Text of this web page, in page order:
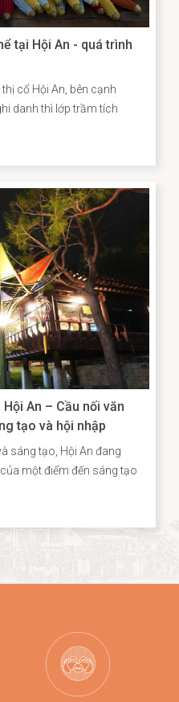
tại Hội An - quá trình
cổ Hội An, bên cạnh
danh thì lớp trầm tích
đồng cư dân địa
công tác kiểm kê, nhận
học đối với các Di sản văn
một cách hệ thống,
liệu quan trọng cho chiến
di sản trong bối cảnh
An – Cầu nối văn
tạo và hội nhập
sáng tạo, Hội An đang
một điểm đến sáng tạo
ấn ấy tiếp tục được lan
trình kích cầu du